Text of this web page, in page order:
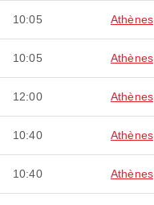
10:05 Athènes
10:05 Athènes
12:00 Athènes
10:40 Athènes
10:40 Athènes